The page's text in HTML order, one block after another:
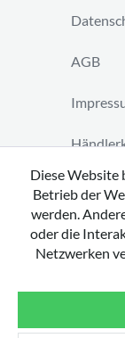
AGB
Vertrag
Diese Website
Betrieb der
werden.
oder die
Netzwerken